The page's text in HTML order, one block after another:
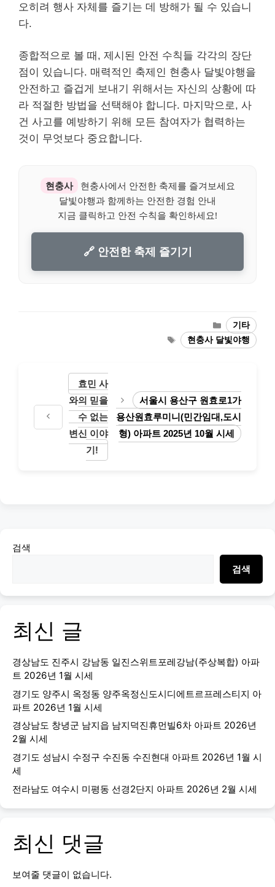
오히려 행사 자체를 즐기는 데 방해가 될 수 있습니
다.
종합적으로 볼 때, 제시된 안전 수칙들 각각의 장단
점이 있습니다. 매력적인 축제인 현충사 달빛야행을
안전하고 즐겁게 보내기 위해서는 자신의 상황에 따
라 적절한 방법을 선택해야 합니다. 마지막으로, 사
건 사고를 예방하기 위해 모든 참여자가 협력하는
것이 무엇보다 중요합니다.
현충사
현충사에서 안전한 축제를 즐겨보세요
달빛야행과 함께하는 안전한 경험 안내
지금 클릭하고 안전 수칙을 확인하세요!
🔗 안전한 축제 즐기기
Categories
기타
Tags현충사 달빛야행
효민 사
와의 믿을
수 없는
변신 이야
기!
서울시 용산구 원효로1가
용산원효루미니(민간임대,도시
형) 아파트 2025년 10월 시세
검색
검색
최신 글
경상남도 진주시 강남동 일진스위트포레강남(주상복합) 아파
트 2026년 1월 시세
경기도 양주시 옥정동 양주옥정신도시디에트르프레스티지 아
파트 2026년 1월 시세
경상남도 창녕군 남지읍 남지덕진휴먼빌6차 아파트 2026년
2월 시세
경기도 성남시 수정구 수진동 수진현대 아파트 2026년 1월 시
세
전라남도 여수시 미평동 선경2단지 아파트 2026년 2월 시세
최신 댓글
보여줄 댓글이 없습니다.